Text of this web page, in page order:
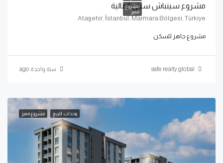
مشروع
مميز
مشروع سينباش سيتي المالية
Ataşehir, İstanbul, Marmara Bölgesi, Türkiye
مشروع جاهز للسكن
safe realty global سنة واحدة ago
وحدات للبيع مشروع مميز